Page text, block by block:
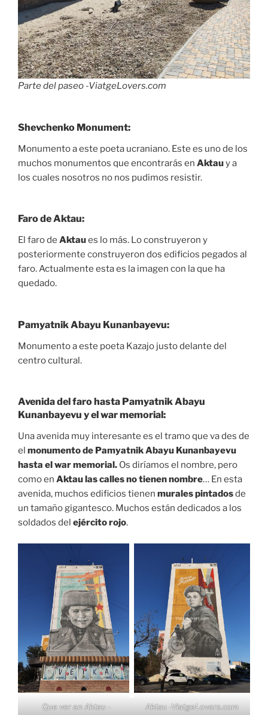
Parte del paseo -ViatgeLovers.com
Shevchenko Monument:
Monumento a este poeta ucraniano. Este es uno de los
muchos monumentos que encontrarás en Aktauy a
los cuales nosotros no nos pudimos resistir.
Faro de Aktau:
El faro de Aktaues lo más. Lo construyeron y
posteriormente construyeron dos edificios pegados al
faro. Actualmente esta es la imagen con la que ha
quedado.
Pamyatnik Abayu Kunanbayevu:
Monumento a este poeta Kazajo justo delante del
centro cultural.
Avenida del faro hasta Pamyatnik Abayu
Kunanbayevu y el war memorial:
Una avenida muy interesante es el tramo que va des de
el monumento de Pamyatnik Abayu Kunanbayevu
hasta el war memorial. Os diríamos el nombre, pero
como en Aktau las calles no tienen nombre… En esta
avenida, muchos edificios tienen murales pintadosde
un tamaño gigantesco. Muchos están dedicados a los
soldados del ejército rojo.
Que ver en Aktau -
Aktau -ViatgeLovers.com